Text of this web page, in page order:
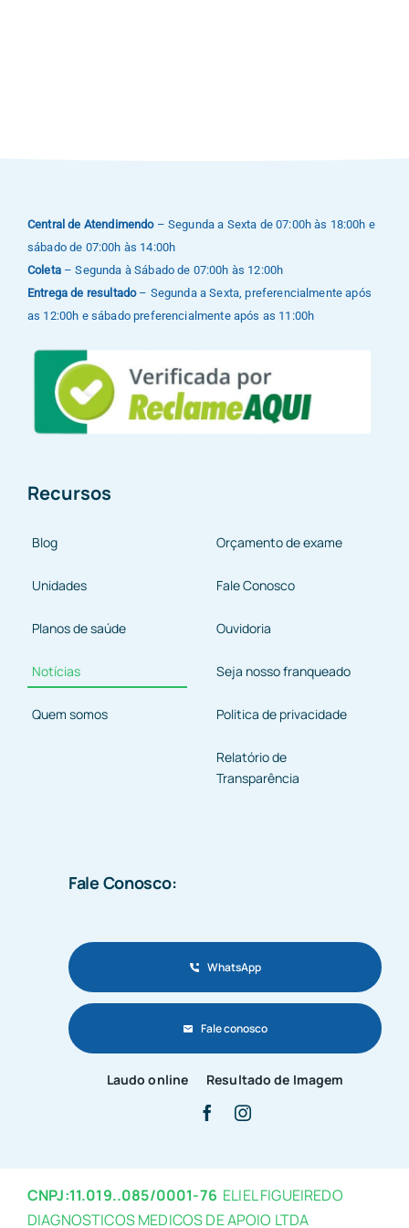
Central de Atendimendo– Segunda a Sexta de 07:00h às 18:00h e
sábado de 07:00h às 14:00h
Coleta– Segunda à Sábado de 07:00h às 12:00h
Entrega de resultado– Segunda a Sexta, preferencialmente após
as 12:00h e sábado preferencialmente após as 11:00h
Recursos
Blog
Unidades
Planos de saúde
Notícias
Quem somos
Orçamento de exame
Fale Conosco
Ouvidoria
Seja nosso franqueado
Politica de privacidade
Relatório de
Transparência
Fale Conosco:
WhatsApp
Fale conosco
Laudo online Resultado de Imagem
CNPJ:11.019..085/0001-76 ELIEL FIGUEIREDO
DIAGNOSTICOS MEDICOS DE APOIO LTDA